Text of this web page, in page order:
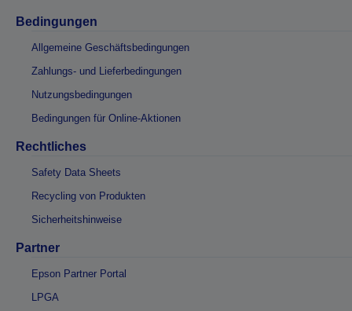
Bedingungen
Allgemeine Geschäftsbedingungen
Zahlungs- und Lieferbedingungen
Nutzungsbedingungen
Bedingungen für Online-Aktionen
Rechtliches
Safety Data Sheets
Recycling von Produkten
Sicherheitshinweise
Partner
Epson Partner Portal
LPGA